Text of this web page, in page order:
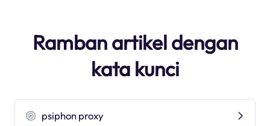
Ramban artikel dengan
kata kunci
psiphon proxy